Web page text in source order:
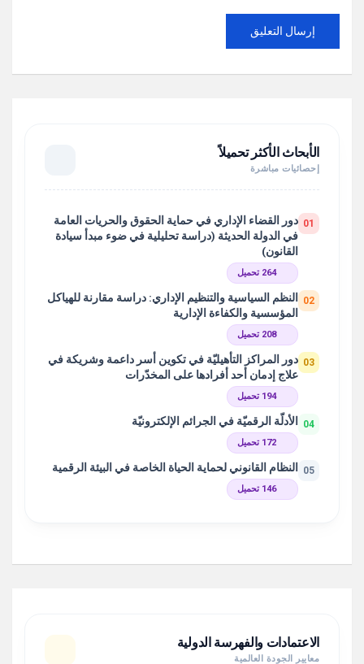
الأبحاث الأكثر تحميلاً
إحصائيات مباشرة
01 دور القضاء الإداري في حماية الحقوق والحريات العامة
في الدولة الحديثة (دراسة تحليلية في ضوء مبدأ سيادة
القانون)
264 تحميل
02
النظم السياسية والتنظيم الإداري: دراسة مقارنة للهياكل
المؤسسية والكفاءة الإدارية
208 تحميل
03 دور المراكز التأهيليّة في تكوين أسر داعمة وشريكة في
علاج إدمان أحد أفرادها على المخدّرات
194 تحميل
04 الأدلّة الرقميّة في الجرائم الإلكترونيّة
172 تحميل
05 النظام القانوني لحماية الحياة الخاصة في البيئة الرقمية
146 تحميل
الاعتمادات والفهرسة الدولية
معايير الجودة العالمية